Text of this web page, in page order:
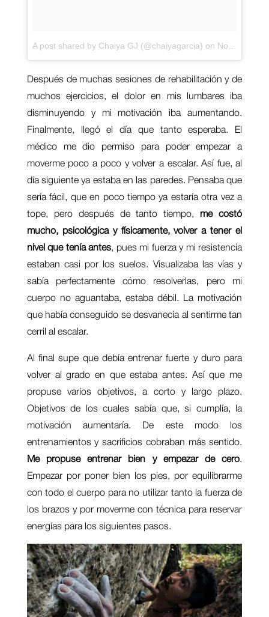
A post shared by Chaiya GJ (@chaiyagarcia) on Nov 29, 2017 at 2:33am PST
Después de muchas sesiones de rehabilitación y de
muchos ejercicios, el dolor en mis lumbares iba
disminuyendo y mi motivación iba aumentando.
Finalmente, llegó el día que tanto esperaba. El
médico me dio permiso para poder empezar a
moverme poco a poco y volver a escalar. Así fue, al
día siguiente ya estaba en las paredes. Pensaba que
sería fácil, que en poco tiempo ya estaría otra vez a
tope, pero después de tanto tiempo, me costó
mucho, psicológica y físicamente, volver a tener el
nivel que tenía antes, pues mi fuerza y mi resistencia
estaban casi por los suelos. Visualizaba las vías y
sabía perfectamente cómo resolverlas, pero mi
cuerpo no aguantaba, estaba débil. La motivación
que había conseguido se desvanecía al sentirme tan
cerril al escalar.
Al final supe que debía entrenar fuerte y duro para
volver al grado en que estaba antes. Así que me
propuse varios objetivos, a corto y largo plazo.
Objetivos de los cuales sabía que, si cumplía, la
motivación aumentaría. De este modo los
entrenamientos y sacrificios cobraban más sentido.
Me propuse entrenar bien y empezar de cero.
Empezar por poner bien los pies, por equilibrarme
con todo el cuerpo para no utilizar tanto la fuerza de
los brazos y por moverme con técnica para reservar
energías para los siguientes pasos.